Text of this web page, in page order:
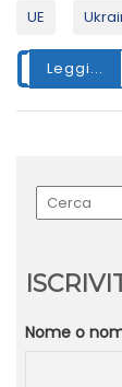
UE
Leggi...
Nome o